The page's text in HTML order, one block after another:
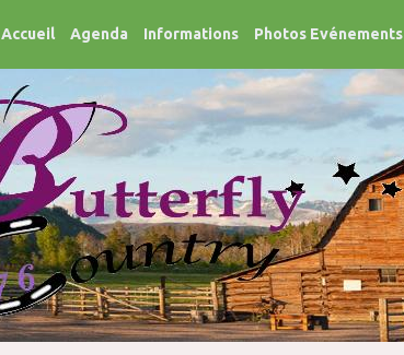
Accueil Agenda Informations Photos Evénements